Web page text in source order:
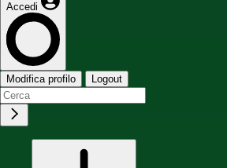
Accedi
Modifica profilo Logout